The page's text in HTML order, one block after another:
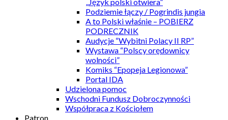
Podziemie łączy / Pogrindis jungia
A to Polski właśnie – POBIERZ
PODRECZNIK
Audycje “Wybitni Polacy II RP”
Wystawa “Polscy orędownicy
wolności”
Komiks “Epopeja Legionowa”
Portal IDA
Udzielona pomoc
Wschodni Fundusz Dobroczynności
Współpraca z Kościołem
Patron